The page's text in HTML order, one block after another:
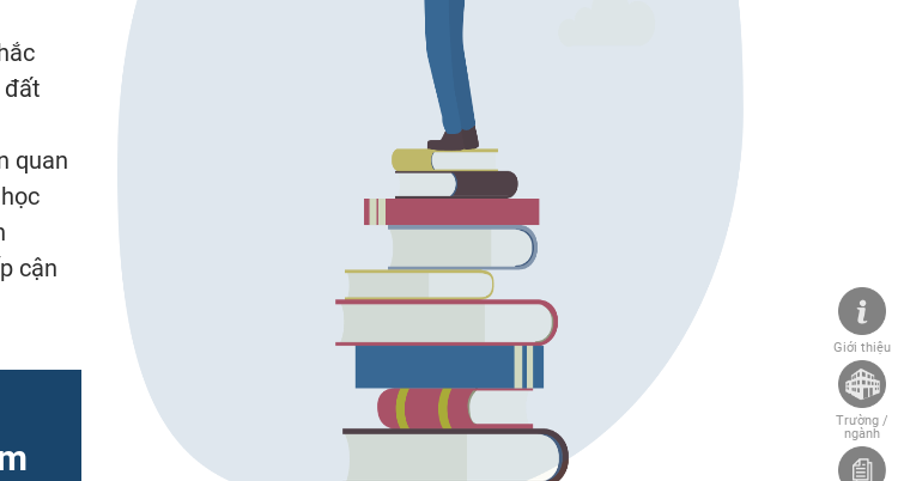
đất
quan
cận
Giới thiệu
Trường /
ngành